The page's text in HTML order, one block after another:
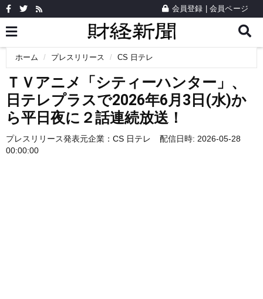
会員登録 会員ページ
ホーム プレスリリース CS 日テレ
ＴＶアニメ「シティーハンター」、
日テレプラスで2026年6月3日(水)か
ら平日夜に２話連続放送！
プレスリリース発表元企業： CS 日テレ
配信日時: 2026-05-28
00:00:00